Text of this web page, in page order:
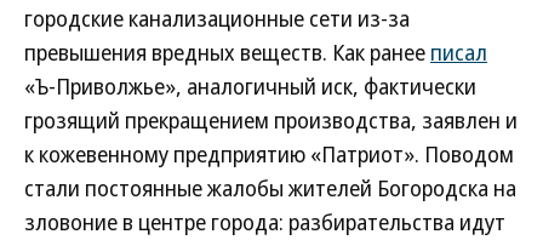
городские канализационные сети из-за
превышения вредных веществ. Как ранее писал
«Ъ-Приволжье», аналогичный иск, фактически
грозящий прекращением производства, заявлен и
к кожевенному предприятию «Патриот». Поводом
стали постоянные жалобы жителей Богородска на
зловоние в центре города: разбирательства идут